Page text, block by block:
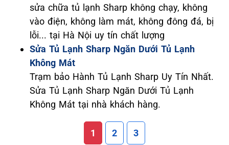
sửa chữa tủ lạnh Sharp không chạy, không
vào điện, không làm mát, không đông đá, bị
lỗi... tại Hà Nội uy tín chất lượng
Sửa Tủ Lạnh Sharp Ngăn Dưới Tủ Lạnh
Không Mát
Trạm bảo Hành Tủ Lạnh Sharp Uy Tín Nhất.
Sửa Tủ Lạnh Sharp Ngăn Dưới Tủ Lạnh
Không Mát tại nhà khách hàng.
1 2 3